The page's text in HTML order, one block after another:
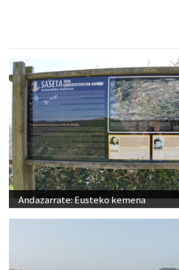
Andazarrate: Eusteko kemena